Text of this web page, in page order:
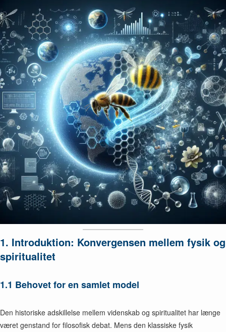
1. Introduktion: Konvergensen mellem fysik og
spiritualitet
1.1 Behovet for en samlet model
Den historiske adskillelse mellem videnskab og spiritualitet har længe
været genstand for filosofisk debat. Mens den klassiske fysik